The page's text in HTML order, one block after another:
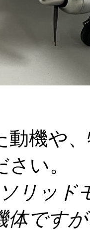
動機や
い。
リッ
体です